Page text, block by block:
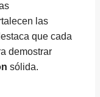
las
que cada
demostrar
sólida.